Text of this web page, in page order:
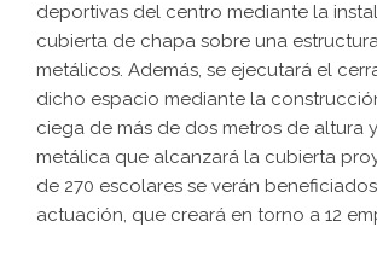
deportivas del centro mediante la
cubierta de chapa sobre una
metálicos. Además, se ejecutará el
dicho espacio mediante la
ciega de más de dos metros de altura
metálica que alcanzará la cubierta
de 270 escolares se verán
actuación, que creará en torno a 12